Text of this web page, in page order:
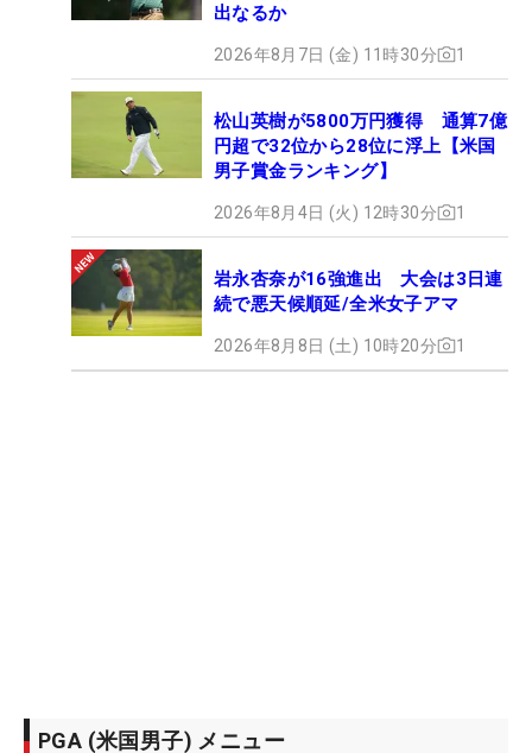
出なるか
2026年8月7日 (金) 11時30分 1
松山英樹が5800万円獲得 通算7億
円超で32位から28位に浮上【米国
男子賞金ランキング】
2026年8月4日 (火) 12時30分 1
岩永杏奈が16強進出 大会は3日連
続で悪天候順延/全米女子アマ
2026年8月8日 (土) 10時20分 1
PGA (米国男子) メニュー